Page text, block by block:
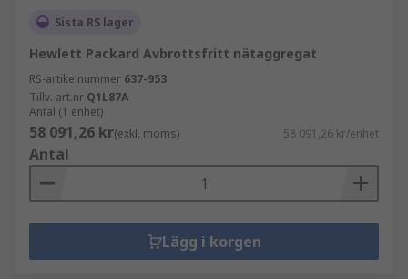
Sista RS lager
Hewlett Packard Avbrottsfritt nätaggregat
RS-artikelnummer 637-953
Tillv. art.nr Q1L87A
Antal (1 enhet)
58 091,26 kr(exkl. moms) 58 091,26 kr/enhet
Antal
Lägg i korgen